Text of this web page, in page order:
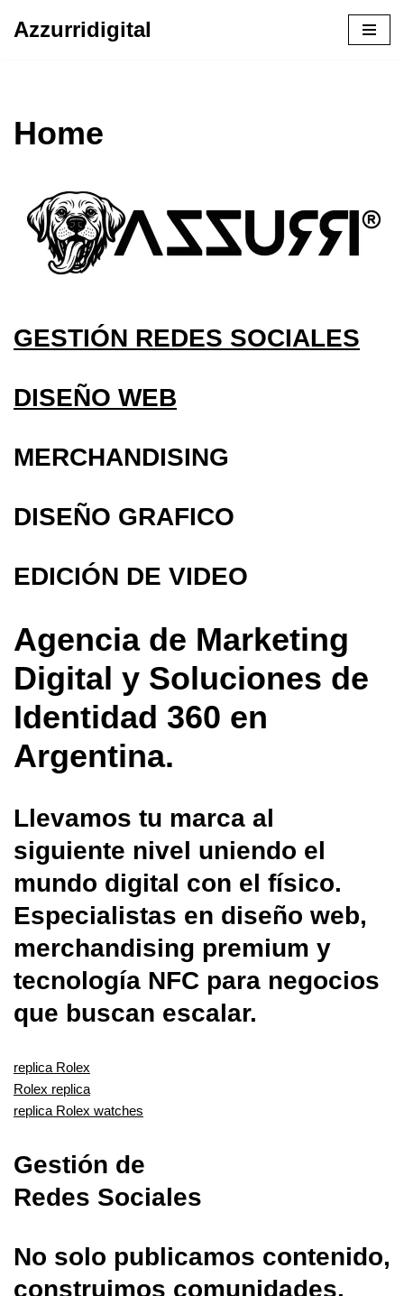
Azzurridigital
Home
GESTIÓN REDES SOCIALES
DISEÑO WEB
MERCHANDISING
DISEÑO GRAFICO
EDICIÓN DE VIDEO
Agencia de Marketing
Digital y Soluciones de
Identidad 360 en
Argentina.
Llevamos tu marca al
siguiente nivel uniendo el
mundo digital con el físico.
Especialistas en diseño web,
merchandising premium y
tecnología NFC para negocios
que buscan escalar.
replica Rolex
Rolex replica
replica Rolex watches
Gestión de
Redes Sociales
No solo publicamos contenido,
construimos comunidades.